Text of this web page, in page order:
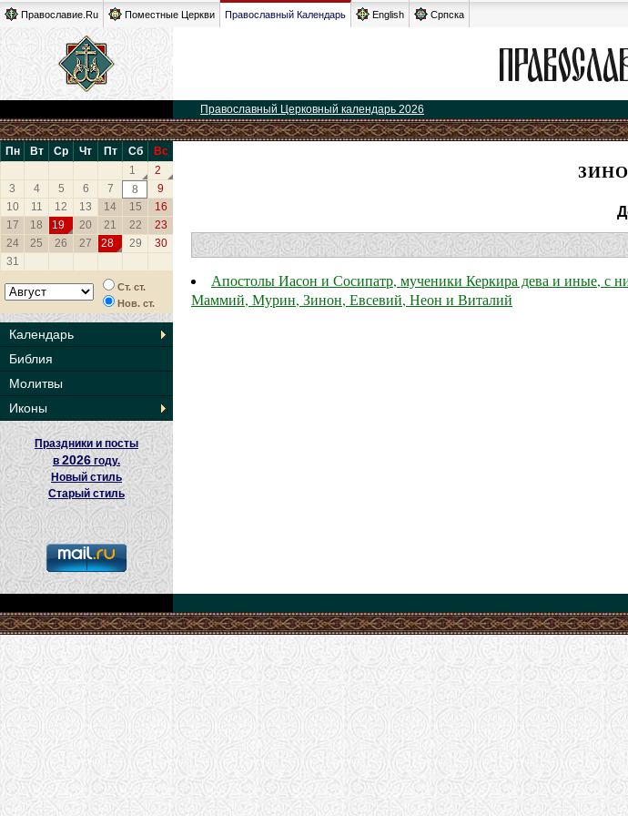
Православие.Ru Поместные Церкви Православный Календарь English Српска
Православный Церковный календарь 2026
Пн Вт Ср Чт Пт Сб
Вс
1
2
3
4 5 6 7 8
9
10
11 12 13 14 15
16
17
18 19 20 21 22
23
24
25 26 27 28 29
30
31
Ст. ст.
Нов. ст.
Календарь
Библия
Молитвы
Иконы
Праздники и посты
в2026 году.
Новый стиль
Старый стиль
Апостолы Иасон и Сосипатр, мученики Керкира дева и иные, с
Маммий, Мурин, Зинон, Евсевий, Неон и Виталий